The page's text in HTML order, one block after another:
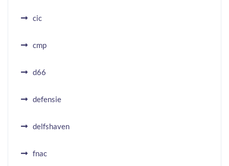
cic
cmp
d66
defensie
delfshaven
fnac